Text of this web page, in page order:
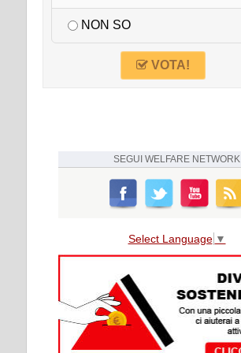
NON SO
VOTA!
SEGUI WELFARE NETWORK
Select Language ▼